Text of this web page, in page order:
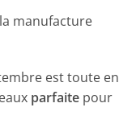
manufacture
est toute en
parfaite pour